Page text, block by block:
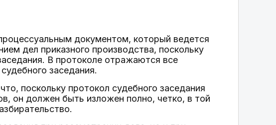
документом, который ведется
дел приказного производства, поскольку
В протоколе отражаются все
заседания.
поскольку протокол судебного заседания
он должен быть изложен полно, четко, в той